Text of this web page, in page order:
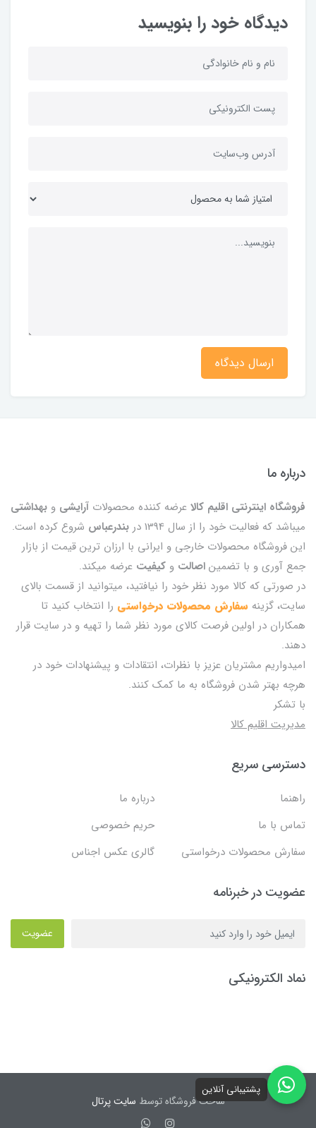
دیدگاه خود را بنویسید
ارسال دیدگاه
درباره ما
فروشگاه اینترنتی اقلیم کالا عرضه کننده محصولات آرایشی و بهداشتی
میباشد که فعالیت خود را از سال 1394 در
بندرعباس شروع کرده است.
این فروشگاه محصولات خارجی و ایرانی با ارزان ترین قیمت از بازار
جمع آوری و با تضمین اصالت و کیفیت عرضه میکند.
در صورتی که کالا مورد نظر خود را نیافتید، میتوانید از قسمت بالای
سایت، گزینه سفارش محصولات درخواستی را انتخاب کنید تا
همکاران در اولین فرصت کالای مورد نظر شما را تهیه و در سایت قرار
دهند.
امیدواریم مشتریان عزیز با نظرات، انتقادات و پیشنهادات خود در
هرچه بهتر شدن فروشگاه به ما کمک کنند.
با تشکر
مدیریت اقلیم کالا
دسترسی سریع
راهنما
درباره ما
تماس با ما
حریم خصوصی
سفارش محصولات درخواستی
گالری عکس اجناس
عضویت در خبرنامه
عضویت
نماد الکترونیکی
ساخت فروشگاه توسط سایت پرتال
پشتیبانی آنلاین